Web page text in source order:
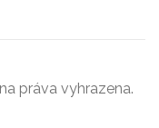
práva vyhrazena.